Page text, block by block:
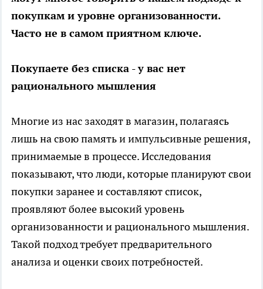
покупкам и уровне организованности.
Часто не в самом приятном ключе.
Покупаете без списка - у вас нет
рационального мышления
Многие из нас заходят в магазин, полагаясь
лишь на свою память и импульсивные решения,
принимаемые в процессе. Исследования
показывают, что люди, которые планируют свои
покупки заранее и составляют список,
проявляют более высокий уровень
организованности и рационального мышления.
Такой подход требует предварительного
анализа и оценки своих потребностей.